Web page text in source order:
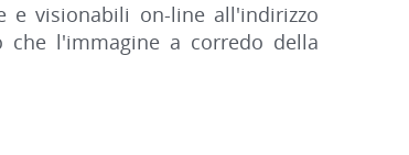
visionabili on-line all'indirizzo
che l'immagine a corredo della